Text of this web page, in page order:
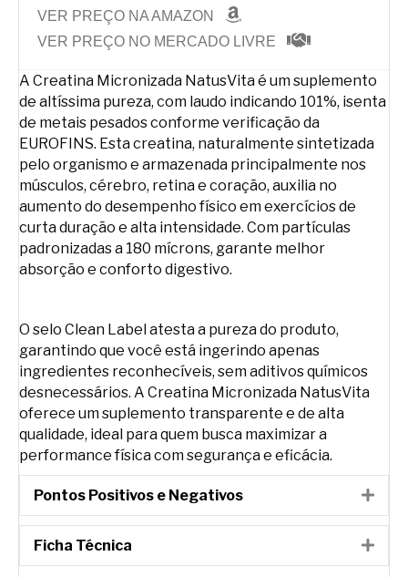
VER PREÇO NA AMAZON
VER PREÇO NO MERCADO LIVRE
A Creatina Micronizada NatusVita é um suplemento
de altíssima pureza, com laudo indicando 101%, isenta
de metais pesados conforme verificação da
EUROFINS. Esta creatina, naturalmente sintetizada
pelo organismo e armazenada principalmente nos
músculos, cérebro, retina e coração, auxilia no
aumento do desempenho físico em exercícios de
curta duração e alta intensidade. Com partículas
padronizadas a 180 mícrons, garante melhor
absorção e conforto digestivo.
O selo Clean Label atesta a pureza do produto,
garantindo que você está ingerindo apenas
ingredientes reconhecíveis, sem aditivos químicos
desnecessários. A Creatina Micronizada NatusVita
oferece um suplemento transparente e de alta
qualidade, ideal para quem busca maximizar a
performance física com segurança e eficácia.
Pontos Positivos e Negativos
Ficha Técnica